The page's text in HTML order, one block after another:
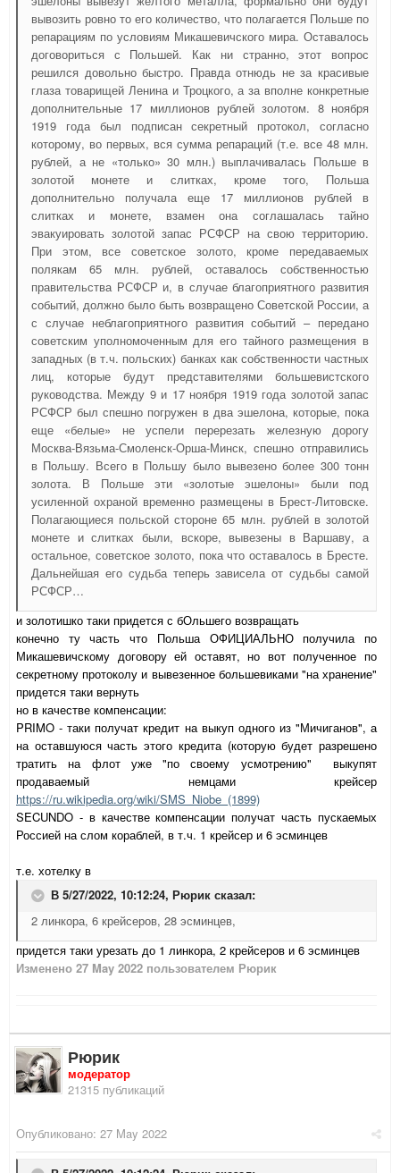
вывозить ровно то его количество, что полагается Польше по
репарациям по условиям Микашевичского мира. Оставалось
договориться с Польшей. Как ни странно, этот вопрос
решился довольно быстро. Правда отнюдь не за красивые
глаза товарищей Ленина и Троцкого, а за вполне конкретные
дополнительные 17 миллионов рублей золотом. 8 ноября
1919 года был подписан секретный протокол, согласно
которому, во первых, вся сумма репараций (т.е. все 48 млн.
рублей, а не «только» 30 млн.) выплачивалась Польше в
золотой монете и слитках, кроме того, Польша
дополнительно получала еще 17 миллионов рублей в
слитках и монете, взамен она соглашалась тайно
эвакуировать золотой запас РСФСР на свою территорию.
При этом, все советское золото, кроме передаваемых
полякам 65 млн. рублей, оставалось собственностью
правительства РСФСР и, в случае благоприятного развития
событий, должно было быть возвращено Советской России, а
с случае неблагоприятного развития событий – передано
советским уполномоченным для его тайного размещения в
западных (в т.ч. польских) банках как собственности частных
лиц, которые будут представителями большевистского
руководства. Между 9 и 17 ноября 1919 года золотой запас
РСФСР был спешно погружен в два эшелона, которые, пока
еще «белые» не успели перерезать железную дорогу
Москва-Вязьма-Смоленск-Орша-Минск, спешно отправились
в Польшу. Всего в Польшу было вывезено более 300 тонн
золота. В Польше эти «золотые эшелоны» были под
усиленной охраной временно размещены в Брест-Литовске.
Полагающиеся польской стороне 65 млн. рублей в золотой
монете и слитках были, вскоре, вывезены в Варшаву, а
остальное, советское золото, пока что оставалось в Бресте.
Дальнейшая его судьба теперь зависела от судьбы самой
РСФСР…
и золотишко таки придется с бОльшего возвращать
конечно ту часть что Польша ОФИЦИАЛЬНО получила по
Микашевичскому договору ей оставят, но вот полученное по
секретному протоколу и вывезенное большевиками "на хранение"
придется таки вернуть
но в качестве компенсации:
PRIMO - таки получат кредит на выкуп одного из "Мичиганов", а
на оставшуюся часть этого кредита (которую будет разрешено
тратить на флот уже "по своему усмотрению" выкупят
продаваемый немцами крейсер
https://ru.wikipedia.org/wiki/SMS_Niobe_(1899)
SECUNDO - в качестве компенсации получат часть пускаемых
Россией на слом кораблей, в т.ч. 1 крейсер и 6 эсминцев
т.е. хотелку в
В 5/27/2022, 10:12:24, Рюрик сказал:
2 линкора, 6 крейсеров, 28 эсминцев,
придется таки урезать до 1 линкора, 2 крейсеров и 6 эсминцев
Изменено 27 May 2022 пользователем Рюрик
Рюрик
модератор
21315 публикаций
Опубликовано: 27 May 2022